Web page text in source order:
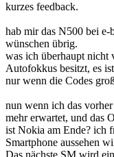
kurzes feedback.
hab mir das N500 bei e-
wünschen übrig.
was ich überhaupt nicht
Autofokkus besitzt, es
nur wenn die Codes
nun wenn ich das
mehr erwartet, und das
ist Nokia am Ende? ich
Smartphone aussehen